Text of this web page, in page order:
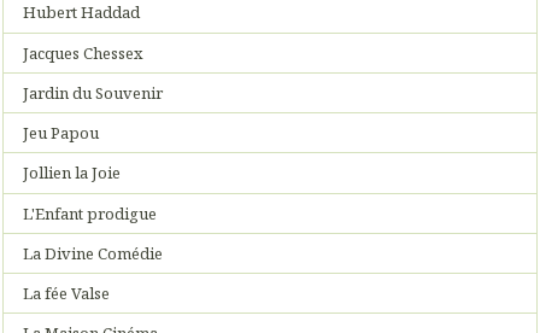
Hubert Haddad
Jacques Chessex
Jardin du Souvenir
Jeu Papou
Jollien la Joie
L'Enfant prodigue
La Divine Comédie
La fée Valse